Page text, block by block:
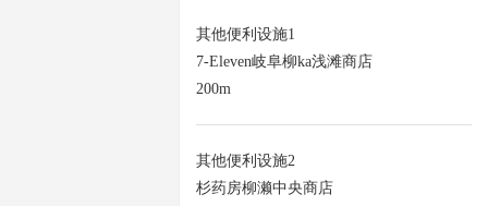
其他便利设施1
7-Eleven岐阜柳ka浅滩商店
200m
其他便利设施2
杉药房柳濑中央商店